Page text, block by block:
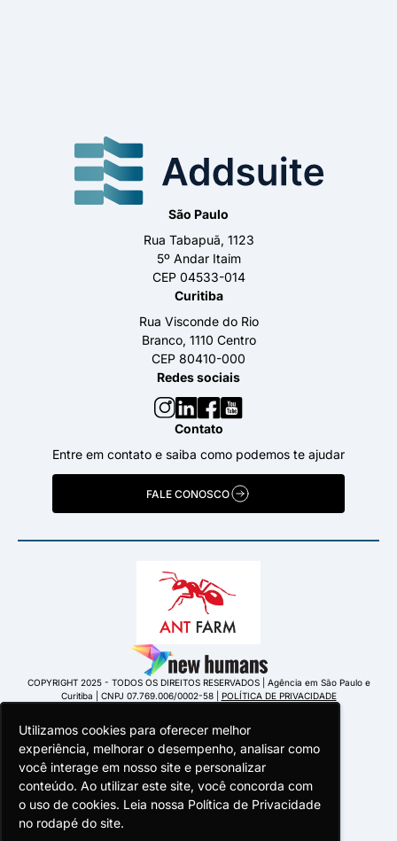
Utilizamos cookies para oferecer melhor
experiência, melhorar o desempenho, analisar como
você interage em nosso site e personalizar
conteúdo. Ao utilizar este site, você concorda com
o uso de cookies. Leia nossa Política de Privacidade
no rodapé do site.
Utilizamos cookies para oferecer melhor
experiência, melhorar o desempenho, analisar como
você interage em nosso site e personalizar
conteúdo. Ao utilizar este site, você concorda com
o uso de cookies. Leia nossa Política de Privacidade
no rodapé do site.
Utilizamos cookies para oferecer melhor
experiência, melhorar o desempenho, analisar como
você interage em nosso site e personalizar
conteúdo. Ao utilizar este site, você concorda com
o uso de cookies. Leia nossa Política de Privacidade
no rodapé do site.
São Paulo
Rua Tabapuã, 1123
5º Andar Itaim
CEP 04533-014
Curitiba
Rua Visconde do Rio
Branco, 1110 Centro
CEP 80410-000
Redes sociais
Contato
Entre em contato e saiba como podemos te ajudar
FALE CONOSCO
COPYRIGHT 2025 - TODOS OS DIREITOS RESERVADOS | Agência em São Paulo e
Curitiba | CNPJ 07.769.006/0002-58 | POLÍTICA DE PRIVACIDADE
Portuguese Portugal